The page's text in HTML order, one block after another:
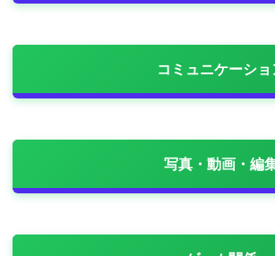
コミュニケーショ
写真・動画・編